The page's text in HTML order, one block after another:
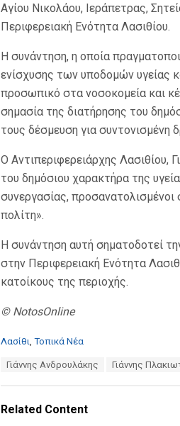
Αγίου Νικολάου, Ιεράπετρας,
Περιφερειακή Ενότητα Λασιθίου.
Η συνάντηση, η οποία
ενίσχυσης των υποδομών υγείας
προσωπικό στα νοσοκομεία και
σημασία της διατήρησης του
τους δέσμευση για συντονισμένη
Ο Αντιπεριφερειάρχης Λασιθίου,
του δημόσιου χαρακτήρα της
συνεργασίας,
πολίτη».
Η συνάντηση αυτή σηματοδοτεί
στην Περιφερειακή Ενότητα
κατοίκους της περιοχής.
© NotosOnline
C
o
Λασίθι Τοπικά Νέα
:
Γιάννης Ανδρουλάκης Γιάννης
Related Content